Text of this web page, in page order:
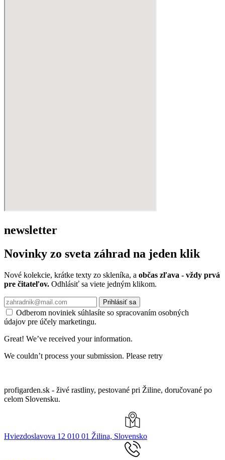
newsletter
Novinky zo sveta záhrad na jeden klik
Nové kolekcie, krátke texty zo skleníka, a občas zľava - vždy prvá
pre čitateľov. Odhlásiť sa viete jedným klikom.
Prihlásiť sa
Odberom noviniek súhlasíte so spracovaním osobných
údajov pre účely marketingu.
Great! We’ve received your information.
We couldn’t process your submission. Please retry
profigarden.sk - živé rastliny, pestované pri Žiline, doručované po
celom Slovensku.
Hviezdoslavova 12 010 01 Žilina, Slovensko